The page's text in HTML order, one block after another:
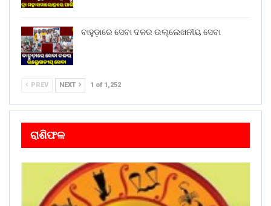
ବାହୁଡ଼ାରେ ସେବା ଦଳର ଉଲ୍ଲେଖନୀୟ ସେବା
PREV NEXT 1 of 1,252
ରାଶିଫଳ